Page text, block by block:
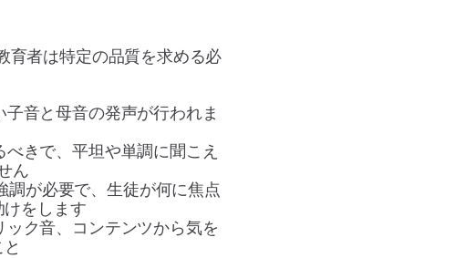
育者は特定の品質を求める必
音と母音の発声が行われま
きで、平坦や単調に聞こえ
ん
調が必要で、生徒が何に焦点
けをします
ク音、コンテンツから気を